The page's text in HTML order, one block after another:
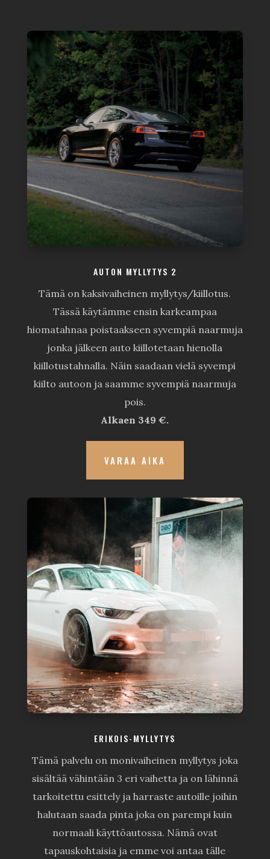
AUTON MYLLYTYS 2
Tämä on kaksivaiheinen myllytys/kiillotus.
Tässä käytämme ensin karkeampaa
hiomatahnaa poistaakseen syvempiä naarmuja
jonka jälkeen auto kiillotetaan hienolla
kiillotustahnalla. Näin saadaan vielä syvempi
kiilto autoon ja saamme syvempiä naarmuja
pois.
Alkaen 349 €.
VARAA AIKA
ERIKOIS-MYLLYTYS
Tämä palvelu on monivaiheinen myllytys joka
sisältää vähintään 3 eri vaihetta ja on lähinnä
tarkoitettu esittely ja harraste autoille joihin
halutaan saada pinta joka on parempi kuin
normaali käyttöautossa. Nämä ovat
tapauskohtaisia ja emme voi antaa tälle